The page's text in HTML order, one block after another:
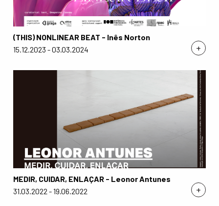
+
(THIS) NONLINEAR BEAT - Inês Norton
15.12.2023 - 03.03.2024
+
MEDIR, CUIDAR, ENLAÇAR - Leonor Antunes
31.03.2022 - 19.06.2022